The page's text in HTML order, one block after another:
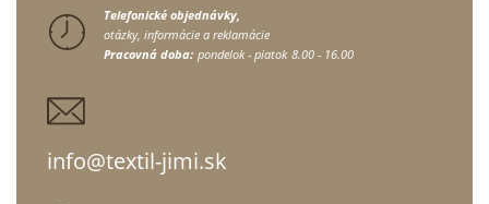
Telefonické objednávky,
otázky, informácie a reklamácie
Pracovná doba: pondelok - piatok 8.00 - 16.00
info@textil-jimi.sk